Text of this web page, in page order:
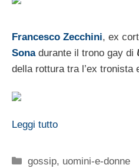
Francesco Zecchini, ex
Sonadurante il trono gay di
della rottura tra l’ex tronista
Leggi tutto
Categorie
gossip, uomini-e-donne